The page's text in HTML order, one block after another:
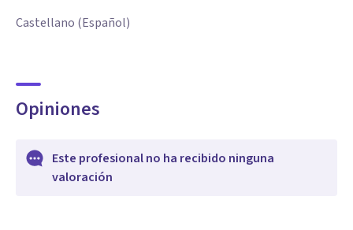
Castellano (Español)
Opiniones
Este profesional no ha recibido ninguna
valoración